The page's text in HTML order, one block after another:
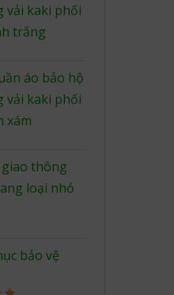
vải kaki phối
trắng
áo bảo hộ
vải kaki phối
xám
giao thông
loại nhỏ
bảo vệ